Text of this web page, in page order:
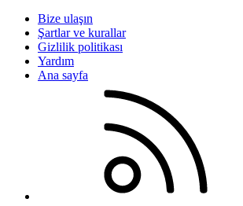
Bize ulaşın
Şartlar ve kurallar
Gizlilik politikası
Yardım
Ana sayfa